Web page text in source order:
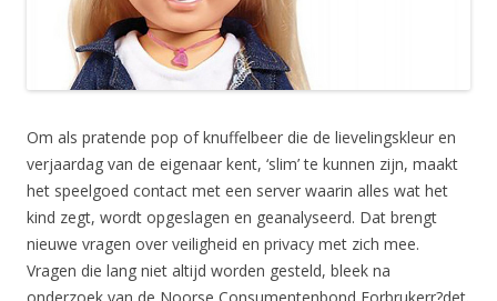
Om als pratende pop of knuffelbeer die de lievelingskleur en
verjaardag van de eigenaar kent, ‘slim’ te kunnen zijn, maakt
het speelgoed contact met een server waarin alles wat het
kind zegt, wordt opgeslagen en geanalyseerd. Dat brengt
nieuwe vragen over veiligheid en privacy met zich mee.
Vragen die lang niet altijd worden gesteld, bleek na